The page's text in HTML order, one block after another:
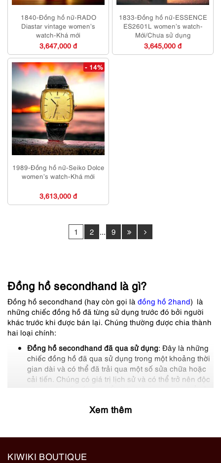
1840-Đồng hồ nữ-RADO
Diastar vintage women’s
watch-Khá mới
3,647,000 đ
1833-Đồng hồ nữ-ESSENCE
ES2601L women’s watch-
Mới/Chưa sử dụng
3,645,000 đ
- 14%
1989-Đồng hồ nữ-Seiko Dolce
women’s watch-Khá mới
3,613,000 đ
1 2 ... 9
Đồng hồ secondhand là gì?
Đồng hồ secondhand (hay còn gọi là đồng hồ 2hand) là
những chiếc đồng hồ đã từng sử dụng trước đó bởi người
khác trước khi được bán lại. Chúng thường được chia thành
hai loại chính:
Đồng hồ secondhand đã qua sử dụng: Đây là những
chiếc đồng hồ đã qua sử dụng trong một khoảng thời
gian dài và có thể đã trải qua một số sửa chữa hoặc
cải tiến. Chúng có giá trị lịch sử và có thể trở nên độc
đáo vì các yếu tố như tuổi đời và tình trạng cụ thể của
Đồng hồ secondhand like new/chưa sửa dụng
hiệuvới giá thấp hơn so với giá mua ban đầu và vẫn
Xem thêm
KIWIKI BOUTIQUE